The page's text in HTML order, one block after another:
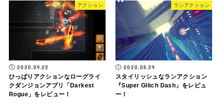
アクション
2020.09.22
ひっぱりアクションなローグライ
クダンジョンアプリ「Darkest
Rogue」をレビュー！
ランアクション
2020.08.29
スタイリッシュなランアクション
『Super Glitch Dash」をレビュ
ー！